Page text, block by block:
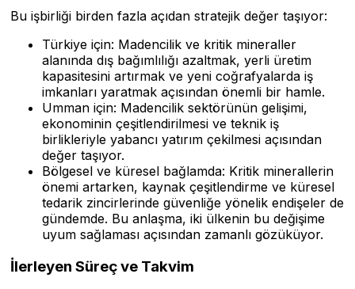
Bu işbirliği birden fazla açıdan stratejik değer taşıyor:
Türkiye için: Madencilik ve kritik mineraller
alanında dış bağımlılığı azaltmak, yerli üretim
kapasitesini artırmak ve yeni coğrafyalarda iş
imkanları yaratmak açısından önemli bir hamle.
Umman için: Madencilik sektörünün gelişimi,
ekonominin çeşitlendirilmesi ve teknik iş
birlikleriyle yabancı yatırım çekilmesi açısından
değer taşıyor.
Bölgesel ve küresel bağlamda: Kritik minerallerin
önemi artarken, kaynak çeşitlendirme ve küresel
tedarik zincirlerinde güvenliğe yönelik endişeler de
gündemde. Bu anlaşma, iki ülkenin bu değişime
uyum sağlaması açısından zamanlı gözüküyor.
İlerleyen Süreç ve Takvim